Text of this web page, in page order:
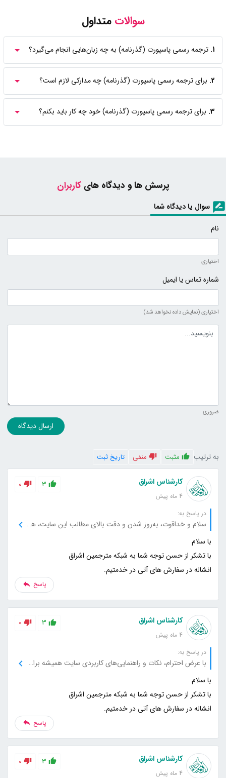
سوالاتمتداول
1. ترجمه رسمی پاسپورت (گذرنامه) به چه زبان‌هایی انجام می‌گیرد؟
2. برای ترجمه رسمی پاسپورت (گذرنامه) چه مدارکی لازم است؟
3. برای ترجمه رسمی پاسپورت (گذرنامه) خود چه کار باید بکنم؟
پرسش ها و دیدگاه هایکاربران
سوال یا دیدگاه شما
نام
اختیاری
شماره تماس یا ایمیل
اختیاری (نمایش داده نخواهد شد)
متن دیدگاه
ضروری
ارسال دیدگاه
به ترتیب مثبت منفی تاریخ ثبت
کارشناس اشراق
4 ماه پیش
3
0
در پاسخ به:
سلام و خداقوت، به‌روز شدن و دقت بالای مطالب این سایت، همیشه باعث رضایت من می‌شود، از این جهت بسیار سپاسگزارم.
انشاله در سفارش های آتی در خدمتیم.
پاسخ
کارشناس اشراق
4 ماه پیش
3
0
در پاسخ به:
با عرض احترام، نکات و راهنمایی‌های کاربردی سایت همیشه برای من مفید بوده است، از شما بابت این خدمات عالی تشکر می‌کنم.
انشاله در سفارش های آتی در خدمتیم.
پاسخ
کارشناس اشراق
4 ماه پیش
3
0